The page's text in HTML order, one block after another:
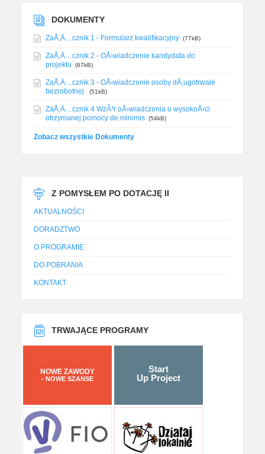
DOKUMENTY
ZaÅ‚Ä…cznik 1 - Formularz kwalifikacyjny (77kB)
ZaÅ‚Ä…cznik 2 - OÅ›wiadczenie kandydata do
projektu
(67kB)
ZaÅ‚Ä…cznik 3 - OÅ›wiadczenie osoby dÅ‚ugotrwale
bezrobotnej
(51kB)
ZaÅ‚Ä…cznik 4 WzÃ³r oÅ›wiadczenia o wysokoÅ›ci
otrzymanej pomocy de minimis (54kB)
Zobacz wszystkie Dokumenty
Z POMYSŁEM PO DOTACJĘ II
AKTUALNOŚCI
DORADZTWO
O PROGRAMIE
DO POBRANIA
KONTAKT
TRWAJĄCE PROGRAMY
NOWE ZAWODY
- NOWE SZANSE
Start
Up Project